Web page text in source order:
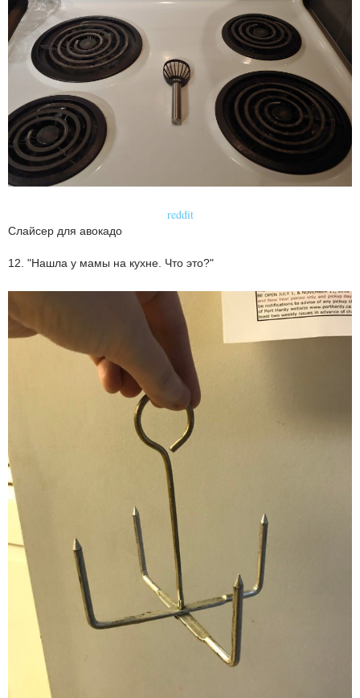
reddit
Слайсер для авокадо
12. "Нашла у мамы на кухне. Что это?"